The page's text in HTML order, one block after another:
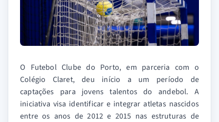
O Futebol Clube do Porto, em parceria com o
Colégio Claret, deu início a um período de
captações para jovens talentos do andebol. A
iniciativa visa identificar e integrar atletas nascidos
entre os anos de 2012 e 2015 nas estruturas de